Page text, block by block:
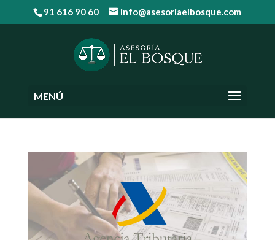
91 616 90 60 info@asesoriaelbosque.com